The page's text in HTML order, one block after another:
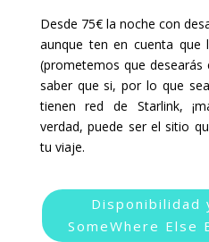
Desde 75€ la noche con
aunque ten en cuenta que
(prometemos que
saber que si, por lo que
tienen red de Starlink,
verdad, puede ser el sitio
tu viaje.
Disponibilidad
SomeWhere Else